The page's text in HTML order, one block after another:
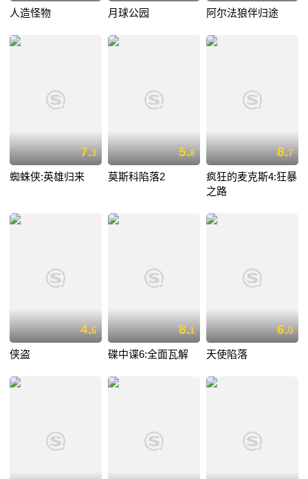
人造怪物 月球公园 阿尔法狼伴归途
7.3
蜘蛛侠:英雄归来
5.8
莫斯科陷落2
8.7
疯狂的麦克斯4:狂暴
之路
4.6
侠盗
8.1
碟中谍6:全面瓦解
6.0
天使陷落